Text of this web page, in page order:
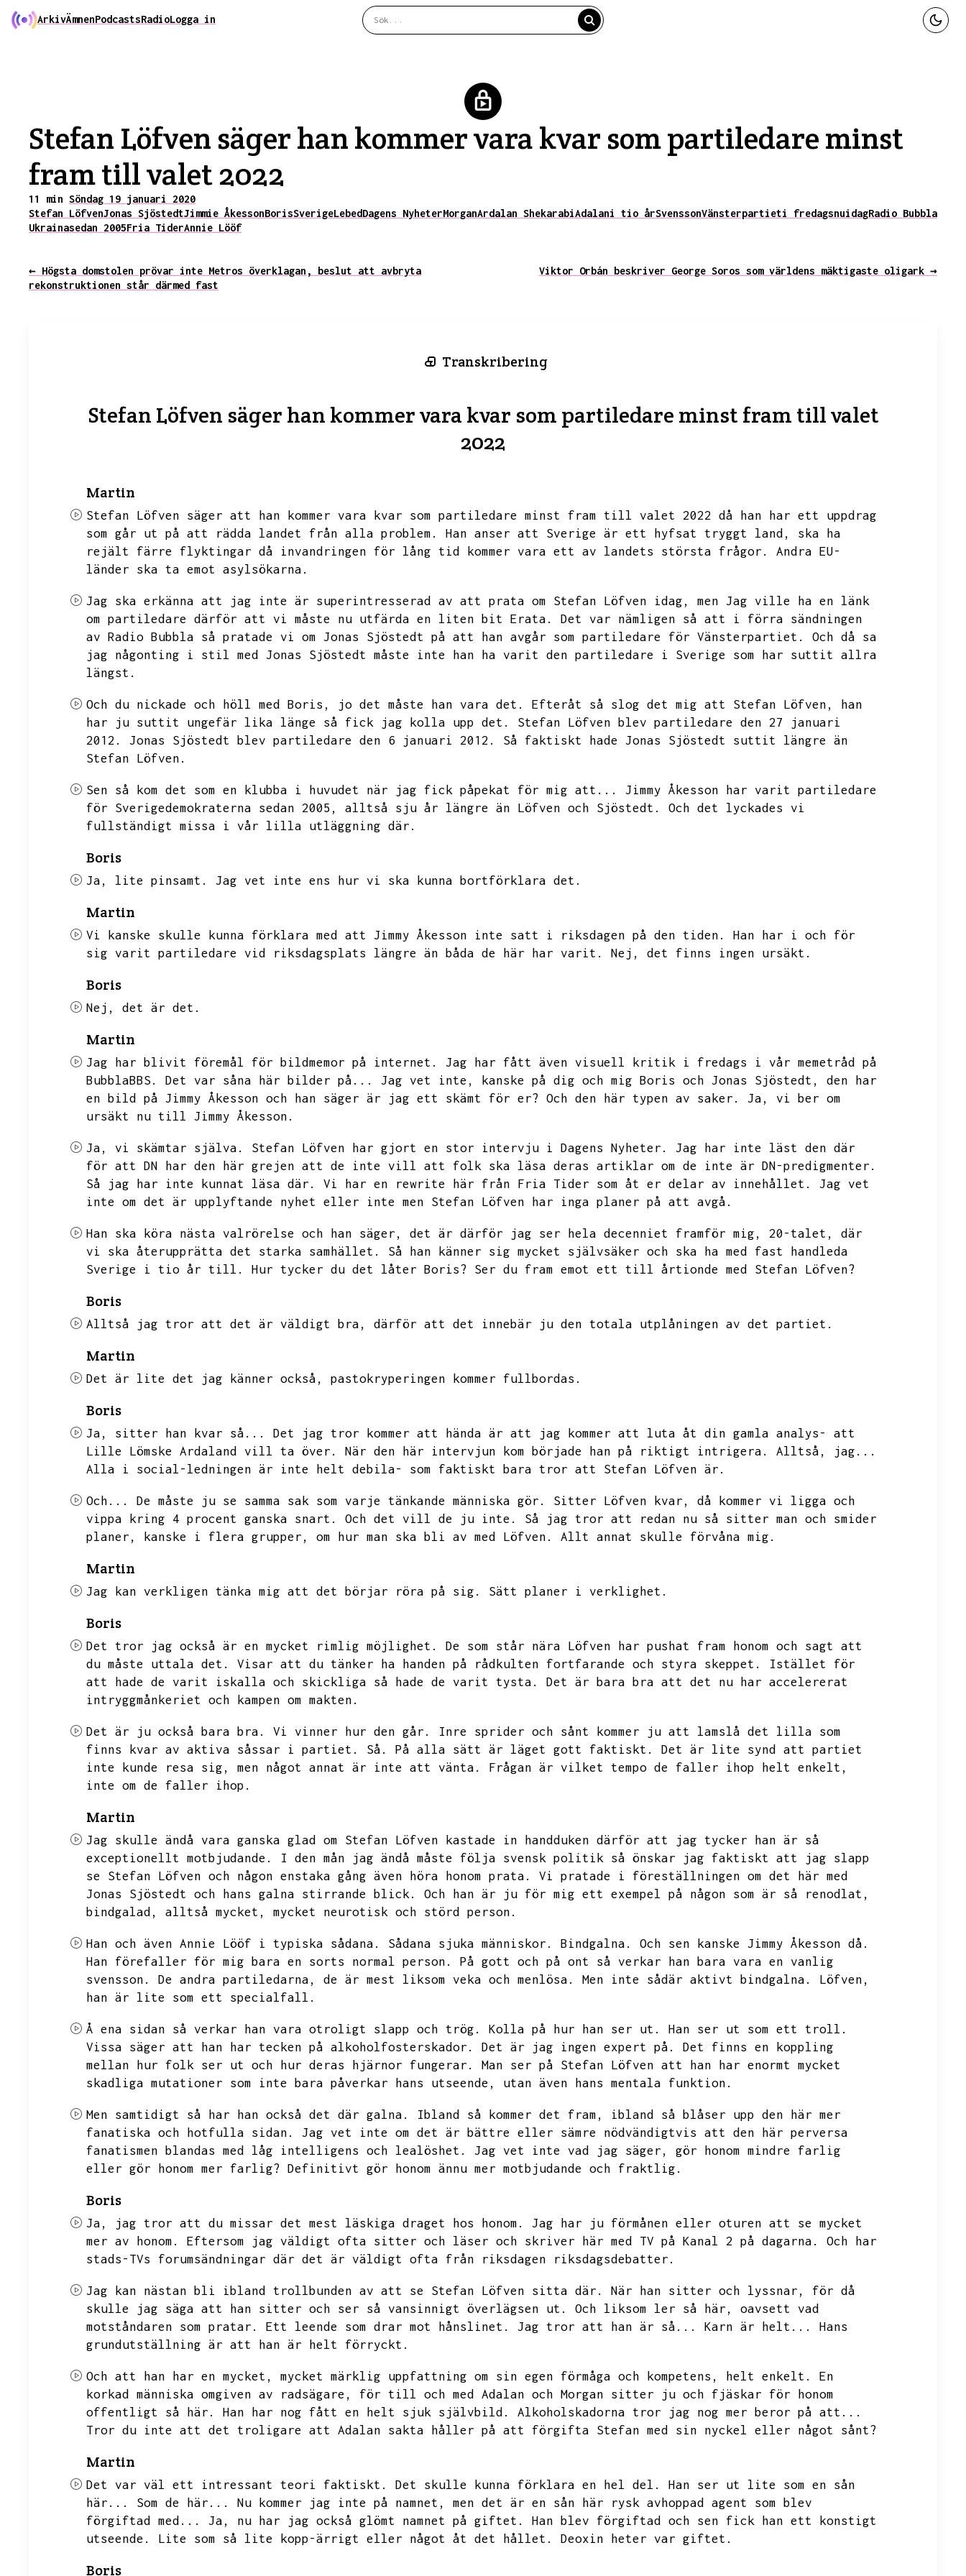
ArkivÄmnenPodcastsRadioLogga in
Stefan Löfven säger han kommer vara kvar som partiledare minst
fram till valet 2022
11 min Söndag 19 januari 2020
Stefan LöfvenJonas SjöstedtJimmie ÅkessonBorisSverigeLebedDagens NyheterMorganArdalan ShekarabiAdalani tio årSvenssonVänsterpartieti fredagsnuidagRadio Bubbla
Ukrainasedan 2005Fria TiderAnnie Lööf
← Högsta domstolen prövar inte Metros överklagan, beslut att avbryta
rekonstruktionen står därmed fast
Viktor Orbán beskriver George Soros som världens mäktigaste oligark →
Transkribering
Stefan Löfven säger han kommer vara kvar som partiledare minst fram till valet
2022
Martin
Stefan Löfven säger att han kommer vara kvar som partiledare minst fram till valet 2022 då han har ett uppdrag
som går ut på att rädda landet från alla problem.
Han anser att Sverige är ett hyfsat tryggt land,
ska ha
rejält färre flyktingar då invandringen för lång tid kommer vara ett av landets största frågor.
Andra EU-
länder ska ta emot asylsökarna.
Jag ska erkänna att jag inte är superintresserad av att prata om Stefan Löfven idag, men Jag ville ha en länk
om partiledare därför att vi måste nu utfärda en liten bit Erata.
Det var nämligen så att i förra sändningen
av Radio Bubbla så pratade vi om Jonas Sjöstedt på att han avgår som partiledare för Vänsterpartiet.
Och då sa
jag någonting i stil med Jonas Sjöstedt måste inte han ha varit den partiledare i Sverige som har suttit allra
längst.
Och du nickade och höll med Boris, jo det måste han vara det. Efteråt så slog det mig att Stefan Löfven,
han
har ju suttit ungefär lika länge så fick jag kolla upp det.
Stefan Löfven blev partiledare den 27 januari
2012.
Jonas Sjöstedt blev partiledare den 6 januari 2012.
Så faktiskt hade Jonas Sjöstedt suttit längre än
Stefan Löfven.
Sen så kom det som en klubba i huvudet när jag fick påpekat för mig att...
Jimmy Åkesson har varit partiledare
för Sverigedemokraterna sedan 2005,
alltså sju år längre än Löfven och Sjöstedt.
Och det lyckades vi
fullständigt missa i vår lilla utläggning där.
Boris
Ja, lite pinsamt. Jag vet inte ens hur vi ska kunna bortförklara det.
Martin
Vi kanske skulle kunna förklara med att Jimmy Åkesson inte satt i riksdagen på den tiden.
Han har i och för
sig varit partiledare vid riksdagsplats längre än båda de här har varit.
Nej, det finns ingen ursäkt.
Boris
Nej, det är det.
Martin
Jag har blivit föremål för bildmemor på internet.
Jag har fått även visuell kritik i fredags i vår memetråd på
BubblaBBS.
Det var såna här bilder på... Jag vet inte, kanske på dig och mig Boris och Jonas Sjöstedt,
den har
en bild på Jimmy Åkesson och han säger är jag ett skämt för er? Och den här typen av saker. Ja,
vi ber om
ursäkt nu till Jimmy Åkesson.
Ja, vi skämtar själva. Stefan Löfven har gjort en stor intervju i Dagens Nyheter.
Jag har inte läst den där
för att DN har den här grejen att de inte vill att folk ska läsa deras artiklar om de inte är DN-predigmenter.
Så jag har inte kunnat läsa där.
Vi har en rewrite här från Fria Tider som åt er delar av innehållet.
Jag vet
inte om det är upplyftande nyhet eller inte men Stefan Löfven har inga planer på att avgå.
Han ska köra nästa valrörelse och han säger, det är därför jag ser hela decenniet framför mig, 20-talet,
där
vi ska återupprätta det starka samhället.
Så han känner sig mycket självsäker och ska ha med fast handleda
Sverige i tio år till.
Hur tycker du det låter Boris? Ser du fram emot ett till årtionde med Stefan Löfven?
Boris
Alltså jag tror att det är väldigt bra, därför att det innebär ju den totala utplåningen av det partiet.
Martin
Det är lite det jag känner också, pastokryperingen kommer fullbordas.
Boris
Ja, sitter han kvar så...
Det jag tror kommer att hända är att jag kommer att luta åt din gamla analys- att
Lille Lömske Ardaland vill ta över.
När den här intervjun kom började han på riktigt intrigera. Alltså,
jag...
Alla i social-ledningen är inte helt debila- som faktiskt bara tror att Stefan Löfven är.
Och... De måste ju se samma sak som varje tänkande människa gör. Sitter Löfven kvar,
då kommer vi ligga och
vippa kring 4 procent ganska snart.
Och det vill de ju inte.
Så jag tror att redan nu så sitter man och smider
planer,
kanske i flera grupper, om hur man ska bli av med Löfven. Allt annat skulle förvåna mig.
Martin
Jag kan verkligen tänka mig att det börjar röra på sig. Sätt planer i verklighet.
Boris
Det tror jag också är en mycket rimlig möjlighet.
De som står nära Löfven har pushat fram honom och sagt att
du måste uttala det.
Visar att du tänker ha handen på rådkulten fortfarande och styra skeppet.
Istället för
att hade de varit iskalla och skickliga så hade de varit tysta.
Det är bara bra att det nu har accelererat
intryggmånkeriet och kampen om makten.
Det är ju också bara bra. Vi vinner hur den går.
Inre sprider och sånt kommer ju att lamslå det lilla som
finns kvar av aktiva såssar i partiet.
Så. På alla sätt är läget gott faktiskt.
Det är lite synd att partiet
inte kunde resa sig,
men något annat är inte att vänta.
Frågan är vilket tempo de faller ihop helt enkelt,
inte om de faller ihop.
Martin
Jag skulle ändå vara ganska glad om Stefan Löfven kastade in handduken därför att jag tycker han är så
exceptionellt motbjudande.
I den mån jag ändå måste följa svensk politik så önskar jag faktiskt att jag slapp
se Stefan Löfven och någon enstaka gång även höra honom prata.
Vi pratade i föreställningen om det här med
Jonas Sjöstedt och hans galna stirrande blick.
Och han är ju för mig ett exempel på någon som är så renodlat,
bindgalad,
alltså mycket, mycket neurotisk och störd person.
Han och även Annie Lööf i typiska sådana. Sådana sjuka människor. Bindgalna.
Och sen kanske Jimmy Åkesson då.
Han förefaller för mig bara en sorts normal person.
På gott och på ont så verkar han bara vara en vanlig
svensson.
De andra partiledarna, de är mest liksom veka och menlösa. Men inte sådär aktivt bindgalna.
Löfven,
han är lite som ett specialfall.
Å ena sidan så verkar han vara otroligt slapp och trög. Kolla på hur han ser ut.
Han ser ut som ett troll.
Vissa säger att han har tecken på alkoholfosterskador.
Det är jag ingen expert på.
Det finns en koppling
mellan hur folk ser ut och hur deras hjärnor fungerar.
Man ser på Stefan Löfven att han har enormt mycket
skadliga mutationer som inte bara påverkar hans utseende,
utan även hans mentala funktion.
Men samtidigt så har han också det där galna. Ibland så kommer det fram,
ibland så blåser upp den här mer
fanatiska och hotfulla sidan.
Jag vet inte om det är bättre eller sämre nödvändigtvis att den här perversa
fanatismen blandas med låg intelligens och lealöshet.
Jag vet inte vad jag säger,
gör honom mindre farlig
eller gör honom mer farlig? Definitivt gör honom ännu mer motbjudande och fraktlig.
Boris
Ja, jag tror att du missar det mest läskiga draget hos honom.
Jag har ju förmånen eller oturen att se mycket
mer av honom.
Eftersom jag väldigt ofta sitter och läser och skriver här med TV på Kanal 2 på dagarna.
Och har
stads-TVs forumsändningar där det är väldigt ofta från riksdagen riksdagsdebatter.
Jag kan nästan bli ibland trollbunden av att se Stefan Löfven sitta där. När han sitter och lyssnar,
för då
skulle jag säga att han sitter och ser så vansinnigt överlägsen ut.
Och liksom ler så här,
oavsett vad
motståndaren som pratar.
Ett leende som drar mot hånslinet. Jag tror att han är så... Karn är helt...
Hans
grundutställning är att han är helt förryckt.
Och att han har en mycket, mycket märklig uppfattning om sin egen förmåga och kompetens, helt enkelt.
En
korkad människa omgiven av radsägare,
för till och med Adalan och Morgan sitter ju och fjäskar för honom
offentligt så här.
Han har nog fått en helt sjuk självbild.
Alkoholskadorna tror jag nog mer beror på att...
Tror du inte att det troligare att Adalan sakta håller på att förgifta Stefan med sin nyckel eller något sånt?
Martin
Det var väl ett intressant teori faktiskt. Det skulle kunna förklara en hel del.
Han ser ut lite som en sån
här...
Som de här... Nu kommer jag inte på namnet,
men det är en sån här rysk avhoppad agent som blev
förgiftad med...
Ja, nu har jag också glömt namnet på giftet.
Han blev förgiftad och sen fick han ett konstigt
utseende.
Lite som så lite kopp-ärrigt eller något åt det hållet. Deoxin heter var giftet.
Boris